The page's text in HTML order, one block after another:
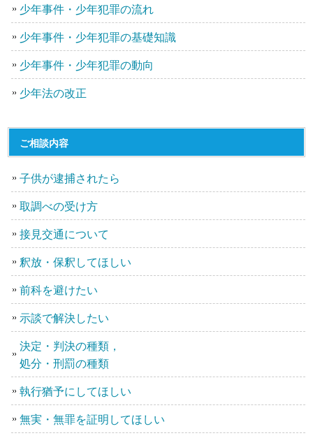
少年事件・少年犯罪の流れ
少年事件・少年犯罪の基礎知識
少年事件・少年犯罪の動向
少年法の改正
ご相談内容
子供が逮捕されたら
取調べの受け方
接見交通について
釈放・保釈してほしい
前科を避けたい
示談で解決したい
決定・判決の種類，
処分・刑罰の種類
執行猶予にしてほしい
無実・無罪を証明してほしい